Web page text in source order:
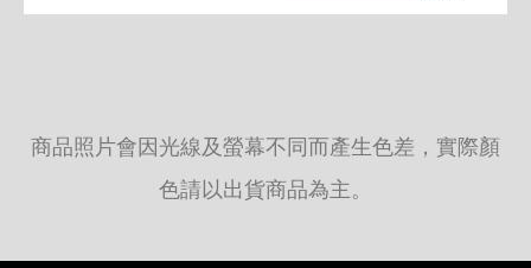
商品照片會因光線及螢幕不同而產生色差，實際顏
色請以出貨商品為主。